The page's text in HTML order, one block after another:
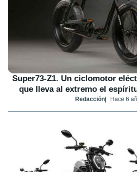
Super73-Z1. Un ciclomotor
que lleva al extremo el
Redacción Hace 6